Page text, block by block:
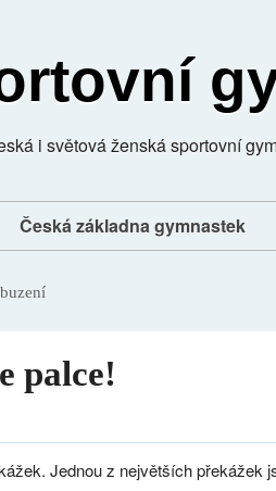
i světová ženská sportovní
Česká základna gymnastek
palce!
Jednou z největších překážek